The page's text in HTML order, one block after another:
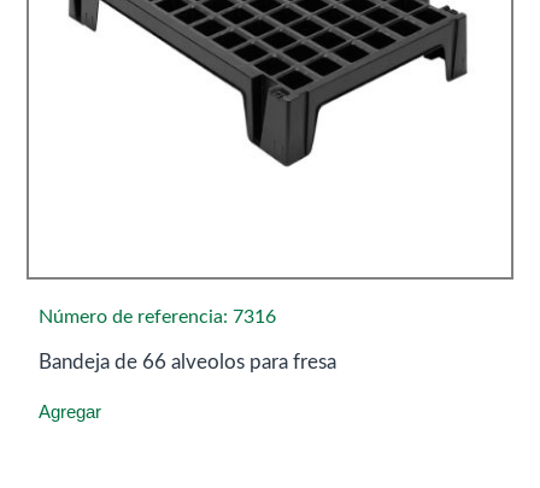
Número de referencia: 7316
Bandeja de 66 alveolos para fresa
Agregar